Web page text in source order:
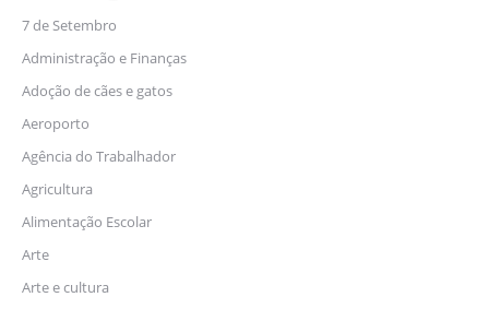
7 de Setembro
Administração e Finanças
Adoção de cães e gatos
Aeroporto
Agência do Trabalhador
Agricultura
Alimentação Escolar
Arte
Arte e cultura